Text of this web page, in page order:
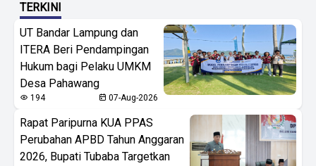
TERKINI
UT Bandar Lampung dan
ITERA Beri Pendampingan
Hukum bagi Pelaku UMKM
Desa Pahawang
194 07-Aug-2026
Rapat Paripurna KUA PPAS
Perubahan APBD Tahun Anggaran
2026, Bupati Tubaba Targetkan